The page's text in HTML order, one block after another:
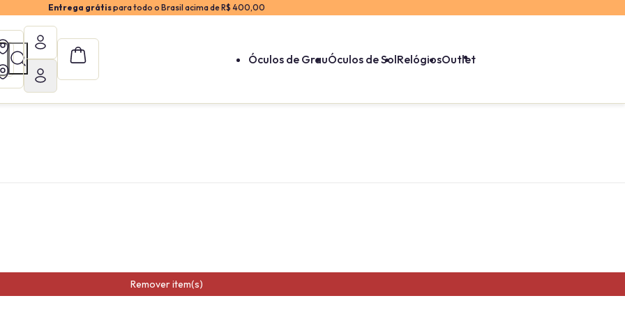
Entrega grátispara todo o Brasil acima de R$ 400,00
Óculos de GrauÓculos de SolRelógiosOutlet
Remover item(s)